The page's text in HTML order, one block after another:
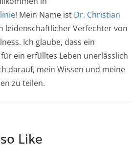
! Mein Name ist Dr. Christian
leidenschaftlicher Verfechter von
Ich glaube, dass ein
ein erfülltes Leben unerlässlich
darauf, mein Wissen und meine
zu teilen.
Like